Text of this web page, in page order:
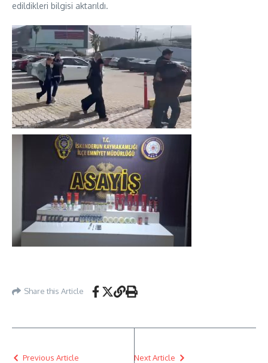
edildikleri bilgisi aktarıldı.
Share this Article
Previous Article Next Article